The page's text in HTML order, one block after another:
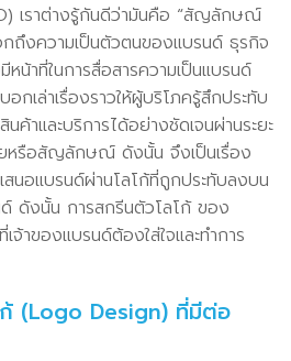
เราต่างรู้กันดีว่ามันคือ “สัญลักษณ์
ถึงความเป็นตัวตนของแบรนด์ ธุรกิจ
น้าที่ในการสื่อสารความเป็นแบรนด์
กเล่าเรื่องราวให้ผู้บริโภครู้สึกประทับ
นค้าและบริการได้อย่างชัดเจนผ่านระยะ
หรือสัญลักษณ์ ดังนั้น จึงเป็นเรื่อง
นอแบรนด์ผ่านโลโก้ที่ถูกประทับลงบน
ดังนั้น การสกรีนตัวโลโก้ ของ
าของแบรนด์ต้องใส่ใจและทำการ
(Logo Design) ที่มีต่อ